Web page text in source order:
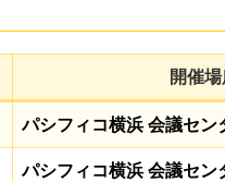
開催
パシフィコ横浜 会議セン
パシフィコ横浜 会議セン